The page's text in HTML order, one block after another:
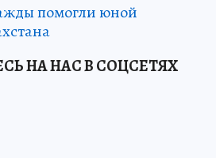
помогли юной
НА НАС В СОЦСЕТЯХ